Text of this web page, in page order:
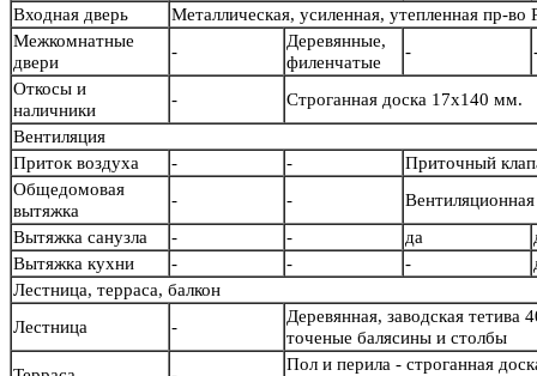
Входная дверь
Металлическая, усиленная, утепленная пр-во
Межкомнатные
двери
-
Деревянные,
филенчатые
-
Откосы и
наличники
-
Строганная доска 17х140 мм.
Вентиляция
Приток воздуха
- -
Приточный
Общедомовая
вытяжка
- -
Вытяжка санузла
- - да
Вытяжка кухни
- - -
Лестница, терраса, балкон
Лестница
-
Деревянная, заводская тетива
точеные балясины и
Пол и перила - строганная